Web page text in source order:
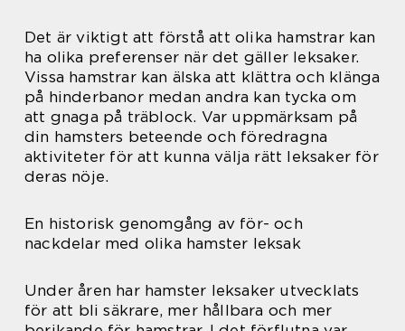
Det är viktigt att förstå att olika hamstrar kan
ha olika preferenser när det gäller leksaker.
Vissa hamstrar kan älska att klättra och klänga
på hinderbanor medan andra kan tycka om
att gnaga på träblock. Var uppmärksam på
din hamsters beteende och föredragna
aktiviteter för att kunna välja rätt leksaker för
deras nöje.
En historisk genomgång av för- och
nackdelar med olika hamster leksak
Under åren har hamster leksaker utvecklats
för att bli säkrare, mer hållbara och mer